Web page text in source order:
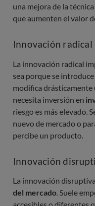
una mejora de la
que aumenten el valor
Innovación radical
La innovación radical
sea porque se
modifica drásticamente
necesita inversión en
riesgo es más elevado.
nuevo de mercado o
percibe un producto.
Innovación
La innovación
del mercado. Suele